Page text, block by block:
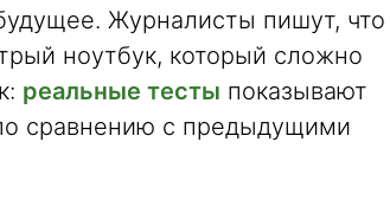
Журналисты пишут, что
ноутбук, который сложно
реальные тесты показывают
сравнению с предыдущими